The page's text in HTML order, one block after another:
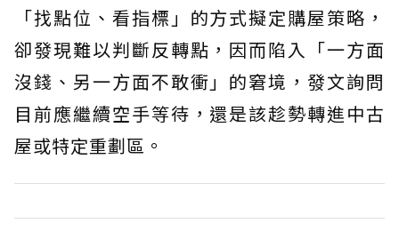
「找點位、看指標」的方式擬定購屋策略，
卻發現難以判斷反轉點，因而陷入「一方面
沒錢、另一方面不敢衝」的窘境，發文詢問
目前應繼續空手等待，還是該趁勢轉進中古
屋或特定重劃區。